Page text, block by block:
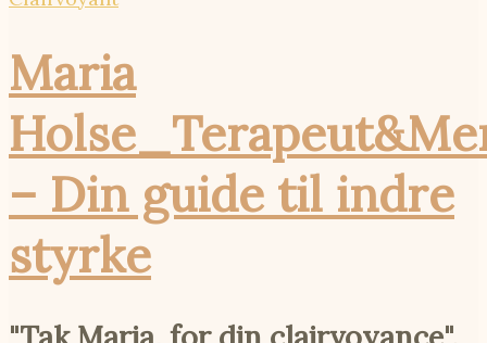
Maria
– Din guide til indre
styrke